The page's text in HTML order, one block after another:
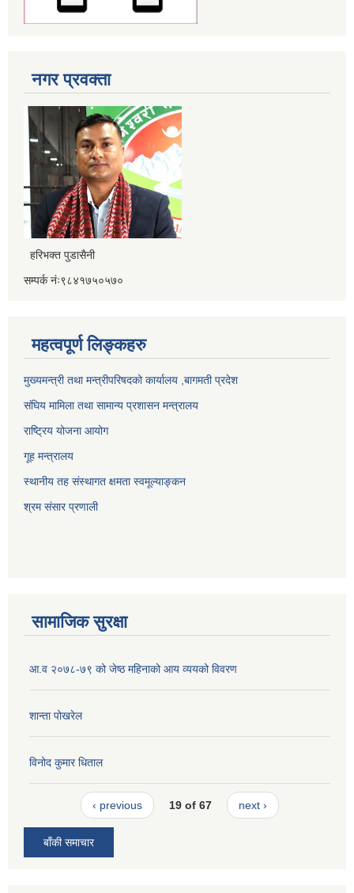
नगर प्रवक्ता
हरिभक्त पुडासैनी
सम्पर्क नंः९८४१७५०५७०
महत्वपूर्ण लिङ्कहरु
मुख्यमन्त्री तथा मन्त्रीपरिषदको कार्यालय ,बागमती प्रदेश
संघिय मामिला तथा सामान्य प्रशासन मन्त्रालय
राष्ट्रिय योजना आयोग
गूह मन्त्रालय
स्थानीय तह संस्थागत क्षमता स्वमूल्याङ्कन
श्रम संसार प्रणाली
सामाजिक सुरक्षा
आ.व २०७८-७९ को जेष्ठ महिनाको आय व्ययको विवरण
शान्ता पोखरेल
विनोद कुमार धिताल
‹ previous 19 of 67 next ›
बाँकी समाचार